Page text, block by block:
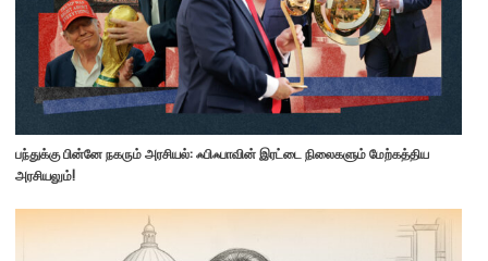
பந்துக்கு பின்னே நகரும் அரசியல்: ஃபிஃபாவின் இரட்டை நிலைகளும் மேற்கத்திய
அரசியலும்!